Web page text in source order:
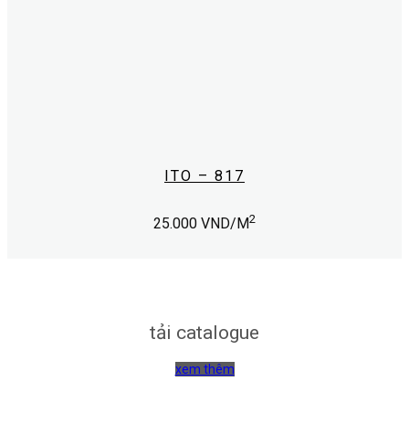
ITO – 817
25.000 VND/M2
tải catalogue
xem thêm